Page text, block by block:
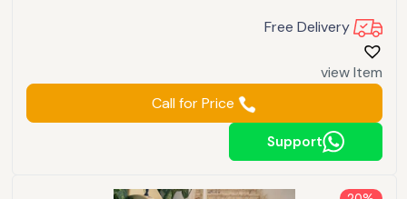
Free Delivery
view Item
Support